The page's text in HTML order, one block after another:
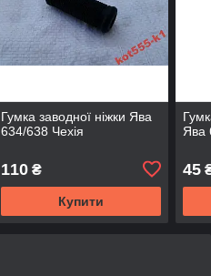
Гумка заводної ніжки Ява
634/638 Чехія
110₴
Купити
Ява
45